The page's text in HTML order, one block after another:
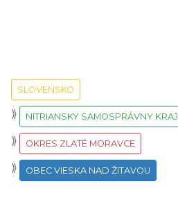
SLOVENSKO
NITRIANSKY SAMOSPRÁVNY KRAJ
OKRES ZLATÉ MORAVCE
OBEC VIESKA NAD ŽITAVOU